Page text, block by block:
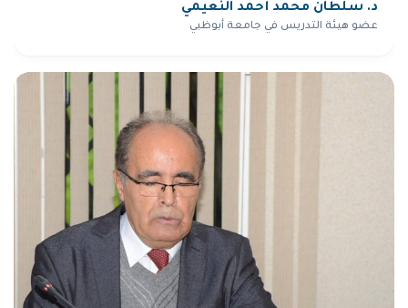
د. سلطان محمد أحمد النعيمي
عضو هيئة التدريس في جامعة أبوظبي